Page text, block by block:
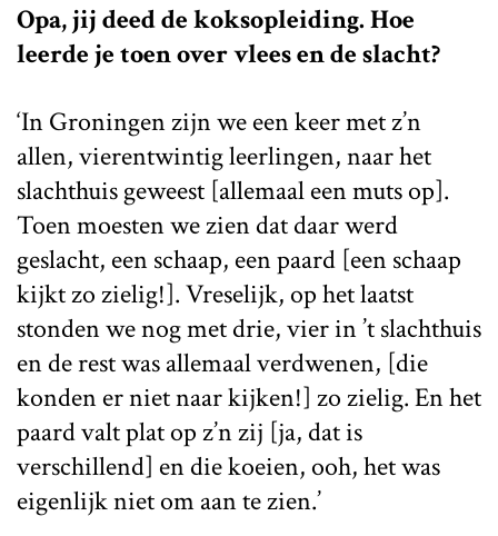
Opa, jij deed de koksopleiding. Hoe
leerde je toen over vlees en de slacht?
‘In Groningen zijn we een keer met z’n
allen, vierentwintig leerlingen, naar het
slachthuis geweest [allemaal een muts op].
Toen moesten we zien dat daar werd
geslacht, een schaap, een paard [een schaap
kijkt zo zielig!]. Vreselijk, op het laatst
stonden we nog met drie, vier in ’t slachthuis
en de rest was allemaal verdwenen, [die
konden er niet naar kijken!] zo zielig. En het
paard valt plat op z’n zij [ja, dat is
verschillend] en die koeien, ooh, het was
eigenlijk niet om aan te zien.’